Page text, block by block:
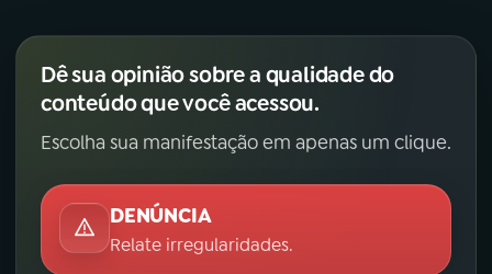
Dê sua opinião sobre a qualidade do
conteúdo que você acessou.
Escolha sua manifestação em apenas um clique.
DENÚNCIA
Relate irregularidades.